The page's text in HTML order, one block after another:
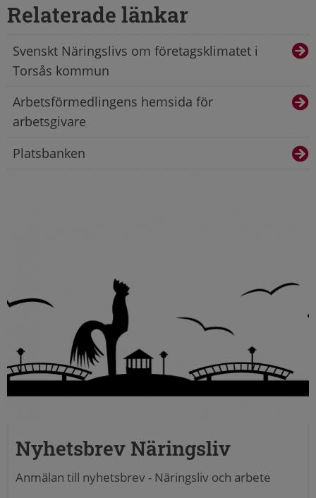
Relaterade länkar
Svenskt Näringslivs om företagsklimatet i
Torsås kommun
Arbetsförmedlingens hemsida för
arbetsgivare
Platsbanken
Nyhetsbrev Näringsliv
Anmälan till nyhetsbrev - Näringsliv och arbete